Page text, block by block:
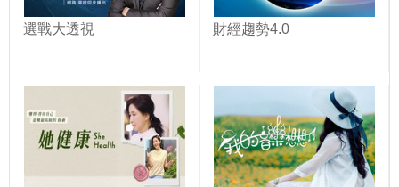
選戰大透視 財經趨勢4.0